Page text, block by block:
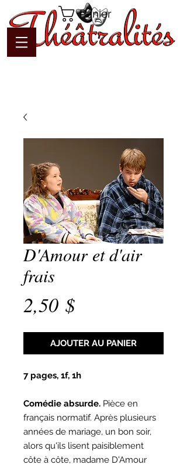
Panier
D'Amour et d'air
frais
2,50 $Prix
AJOUTER AU PANIER
7 pages, 1f, 1h
Comédie absurde. Pièce en
français normatif. Après plusieurs
années de mariage, un bon soir,
alors qu'ils lisent paisiblement
côte à côte, madame D'Amour